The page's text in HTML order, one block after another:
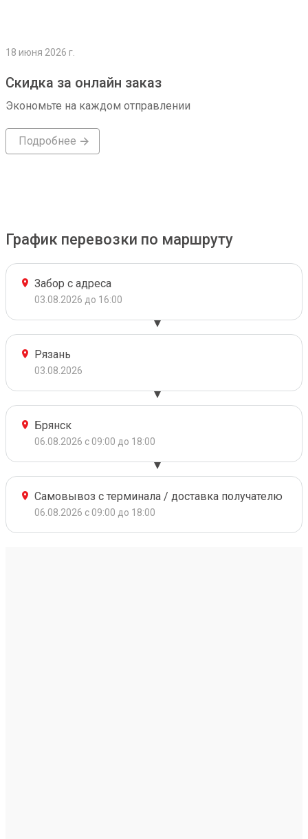
18 июня 2026 г.
Скидка за онлайн заказ
Экономьте на каждом отправлении
Подробнее
График перевозки по маршруту
Забор с адреса
03.08.2026 до 16:00
Рязань
03.08.2026
Брянск
06.08.2026 с 09:00 до 18:00
Самовывоз с терминала / доставка получателю
06.08.2026 с 09:00 до 18:00